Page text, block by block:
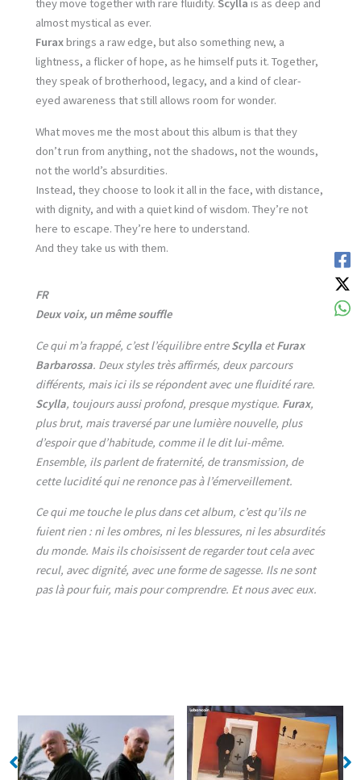
they move together with rare fluidity. Scylla is as deep and
almost mystical as ever.
Furaxbrings a raw edge, but also something new, a
lightness, a flicker of hope, as he himself puts it. Together,
they speak of brotherhood, legacy, and a kind of clear-
eyed awareness that still allows room for wonder.
What moves me the most about this album is that they
don’t run from anything, not the shadows, not the wounds,
not the world’s absurdities.
Instead, they choose to look it all in the face, with distance,
with dignity, and with a quiet kind of wisdom. They’re not
here to escape. They’re here to understand.
And they take us with them.
FR
Deux voix, un même souffle
Ce qui m’a frappé, c’est l’équilibre entreScylla etFurax
Barbarossa. Deux styles très affirmés, deux parcours
différents, mais ici ils se répondent avec une fluidité rare.
Scylla, toujours aussi profond, presque mystique. Furax,
plus brut, mais traversé par une lumière nouvelle, plus
d’espoir que d’habitude, comme il le dit lui-même.
Ensemble, ils parlent de fraternité, de transmission, de
cette lucidité qui ne renonce pas à l’émerveillement.
Ce qui me touche le plus dans cet album, c’est qu’ils ne
fuient rien : ni les ombres, ni les blessures, ni les absurdités
du monde. Mais ils choisissent de regarder tout cela avec
recul, avec dignité, avec une forme de sagesse. Ils ne sont
pas là pour fuir, mais pour comprendre. Et nous avec eux.
No Caption No Caption